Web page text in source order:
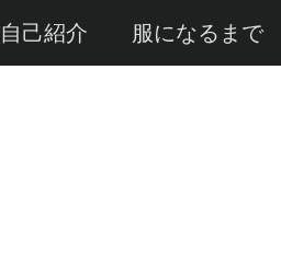
自己紹介 服になるまで